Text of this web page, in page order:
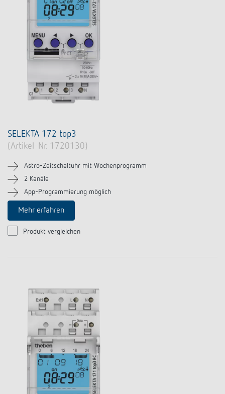
SELEKTA 172 top3
(Artikel-Nr. 1720130)
Astro-Zeitschaltuhr mit Wochenprogramm
2 Kanäle
App-Programmierung möglich
Mehr erfahren
Produkt vergleichen